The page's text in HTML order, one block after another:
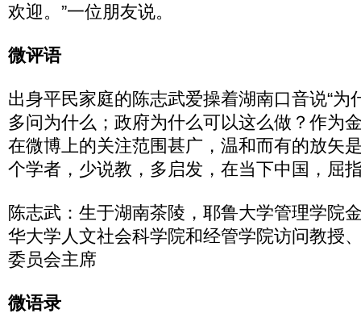
欢迎。”一位朋友说。
微评语
出身平民家庭的陈志武爱操着湖南口音说“为
多问为什么；政府为什么可以这么做？作为
在微博上的关注范围甚广，温和而有的放矢
个学者，少说教，多启发，在当下中国，屈
陈志武：生于湖南茶陵，耶鲁大学管理学院
华大学人文社会科学院和经管学院访问教授
委员会主席
微语录